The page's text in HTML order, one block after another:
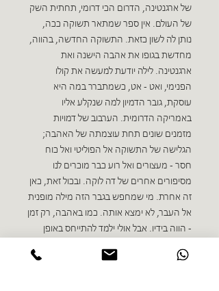
של ארגנטינה, הדרום הכי דרומי, תחתית השק
של העולם. אין ספר שמתאר תשוקה ככה,
נותן לה לשון כזאת. התשוקה החדשה, בהווה,
מחדשת בגופו את אהבה הישנה ואת
ארגנטינה. לילה יודעת למעשה את קולו
הפנימי, ואט - אט, כשמתברר במה היא
עוסקת, גובר הדמיון למה שנקלע אליו
באמריקה הדרומית. הערבוב של דמויות
מזמנים שונים תחת עוצמתה של האהבה;
הגלישה של התשוקה אל הפוליטי ואל כוח
חסר - מעצורים ואל רוע כבר מוכרים לנו
מסיפורים אחרים של דה לוקה. ובכול זאת, כאן
זה אחרת. מי שמחפש בגבר הזה מילה מופנית
אל העבר, לא ימצא אותה. כמו באהבה, רק זמן
- הווה בידיו. אבל אולי ילמד להתייחס באופן